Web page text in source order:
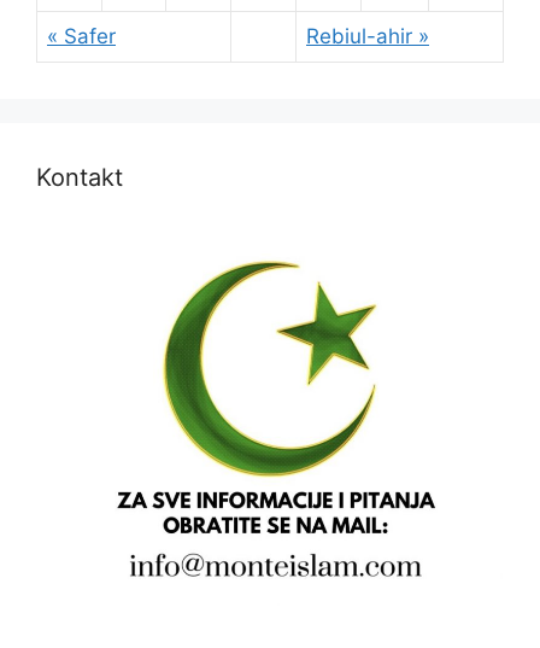
« Safer Rebiul-ahir »
Kontakt